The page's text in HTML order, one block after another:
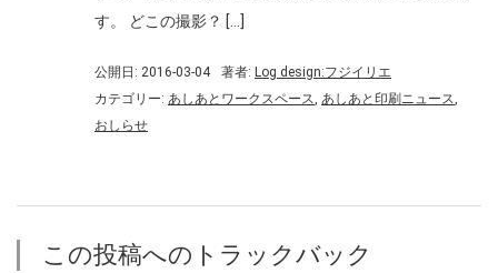
す。 どこの撮影？ […]
公開日: 2016-03-04 著者: Log design:フジイリエ
カテゴリー: あしあとワークスペース, あしあと印刷ニュース,
おしらせ
この投稿へのトラックバック